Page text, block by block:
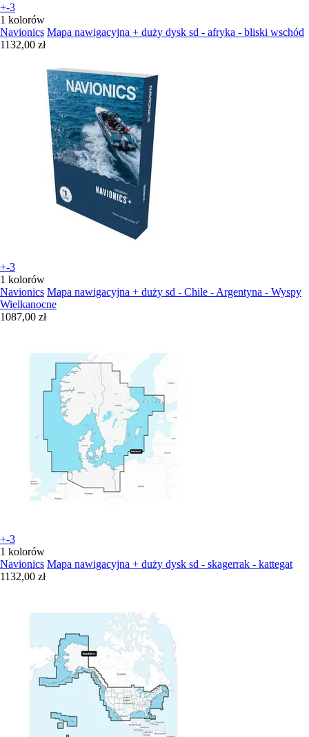
+-3
1 kolorów
Navionics Mapa nawigacyjna + duży dysk sd - afryka - bliski wschód
1132,00 zł
+-3
1 kolorów
Navionics Mapa nawigacyjna + duży sd - Chile - Argentyna - Wyspy
Wielkanocne
1087,00 zł
+-3
1 kolorów
Navionics Mapa nawigacyjna + duży dysk sd - skagerrak - kattegat
1132,00 zł